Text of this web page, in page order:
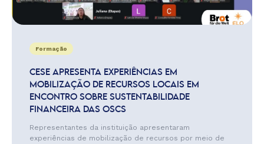
Formação
CESE APRESENTA EXPERIÊNCIAS EM
MOBILIZAÇÃO DE RECURSOS LOCAIS EM
ENCONTRO SOBRE SUSTENTABILIDADE
FINANCEIRA DAS OSCS
Representantes da instituição apresentaram
experiências de mobilização de recursos por meio de